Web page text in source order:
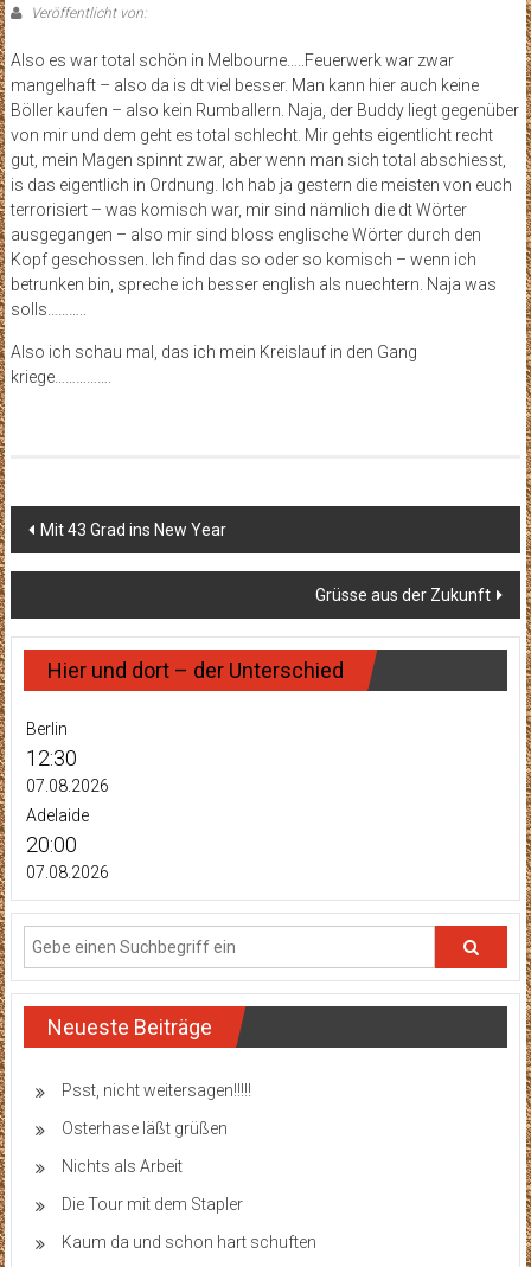
Veröffentlicht von:
Also es war total schön in Melbourne…..Feuerwerk war zwar
mangelhaft – also da is dt viel besser. Man kann hier auch keine
Böller kaufen – also kein Rumballern. Naja, der Buddy liegt gegenüber
von mir und dem geht es total schlecht. Mir gehts eigentlicht recht
gut, mein Magen spinnt zwar, aber wenn man sich total abschiesst,
is das eigentlich in Ordnung. Ich hab ja gestern die meisten von euch
terrorisiert – was komisch war, mir sind nämlich die dt Wörter
ausgegangen – also mir sind bloss englische Wörter durch den
Kopf geschossen. Ich find das so oder so komisch – wenn ich
betrunken bin, spreche ich besser english als nuechtern. Naja was
solls………..
Also ich schau mal, das ich mein Kreislauf in den Gang
kriege…………….
Beitragsnavigation
Mit 43 Grad ins New Year
Grüsse aus der Zukunft
Hier und dort – der Unterschied
Berlin
12:30
07.08.2026
Adelaide
20:00
07.08.2026
Neueste Beiträge
Psst, nicht weitersagen!!!!!
Osterhase läßt grüßen
Nichts als Arbeit
Die Tour mit dem Stapler
Kaum da und schon hart schuften